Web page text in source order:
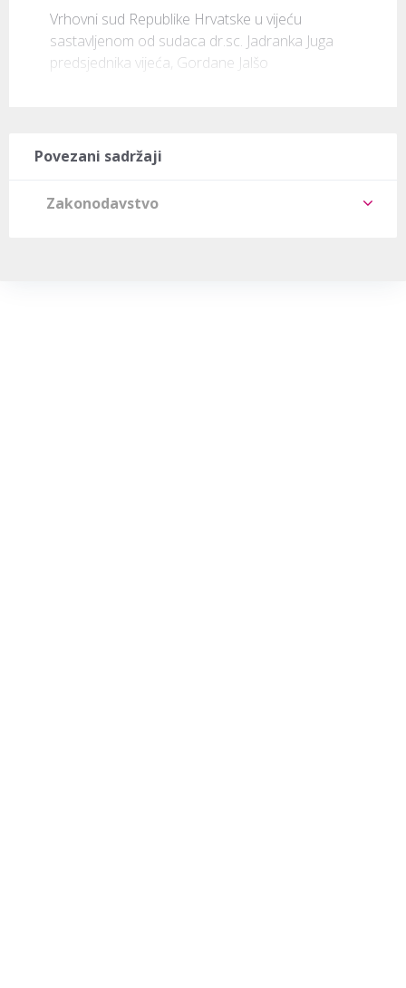
Vrhovni sud Republike Hrvatske u vijeću
sastavljenom od sudaca dr.sc. Jadranka Juga
predsjednika vijeća, Gordane Jalšo
Povezani sadržaji
Zakonodavstvo